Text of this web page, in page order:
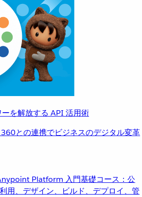
を解放する API 活用術
との連携でビジネスのデジタル変革
Platform 入門基礎コース：公
用、デザイン、ビルド、デプロイ、管